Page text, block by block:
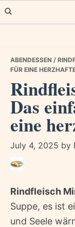
Skip
to
Skip
to
Skip
to
ABENDESSEN /
FÜR EINE
Das
eine
July 4, 2025 by
Rindfleisch
Suppe, es ist
und Seele